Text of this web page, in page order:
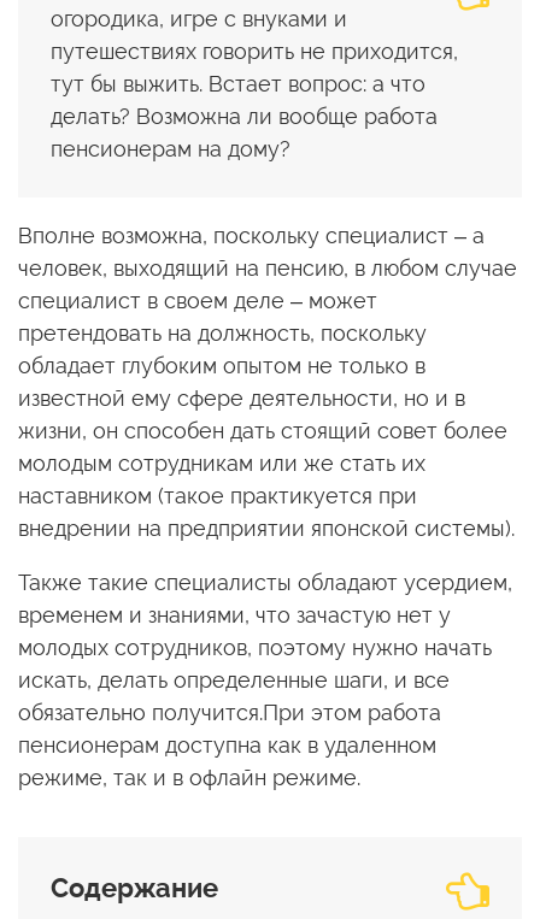
огородика, игре с внуками и
путешествиях говорить не приходится,
тут бы выжить. Встает вопрос: а что
делать? Возможна ли вообще работа
пенсионерам на дому?
Вполне возможна, поскольку специалист – а
человек, выходящий на пенсию, в любом случае
специалист в своем деле – может
претендовать на должность, поскольку
обладает глубоким опытом не только в
известной ему сфере деятельности, но и в
жизни, он способен дать стоящий совет более
молодым сотрудникам или же стать их
наставником (такое практикуется при
внедрении на предприятии японской системы).
Также такие специалисты обладают усердием,
временем и знаниями, что зачастую нет у
молодых сотрудников, поэтому нужно начать
искать, делать определенные шаги, и все
обязательно получится.При этом работа
пенсионерам доступна как в удаленном
режиме, так и в офлайн режиме.
Содержание